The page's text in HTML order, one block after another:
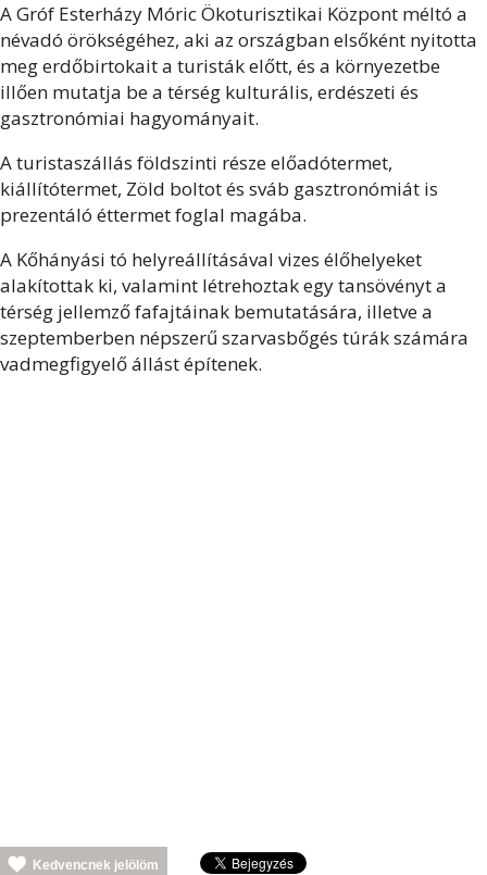
A Gróf Esterházy Móric Ökoturisztikai Központ méltó a
névadó örökségéhez, aki az országban elsőként nyitotta
meg erdőbirtokait a turisták előtt, és a környezetbe
illően mutatja be a térség kulturális, erdészeti és
gasztronómiai hagyományait.
A turistaszállás földszinti része előadótermet,
kiállítótermet, Zöld boltot és sváb gasztronómiát is
prezentáló éttermet foglal magába.
A Kőhányási tó helyreállításával vizes élőhelyeket
alakítottak ki, valamint létrehoztak egy tansövényt a
térség jellemző fafajtáinak bemutatására, illetve a
szeptemberben népszerű szarvasbőgés túrák számára
vadmegfigyelő állást építenek.
Kedvencnek jelölöm